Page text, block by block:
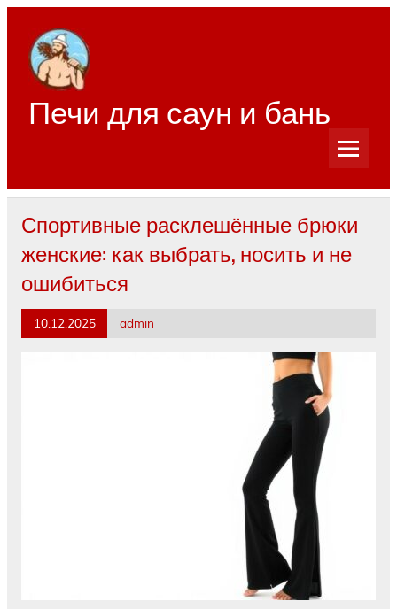
Перейти
содержимому
Печи для саун и бань
Спортивные расклешённые брюки
женские: как выбрать, носить и не
ошибиться
10.12.2025 admin